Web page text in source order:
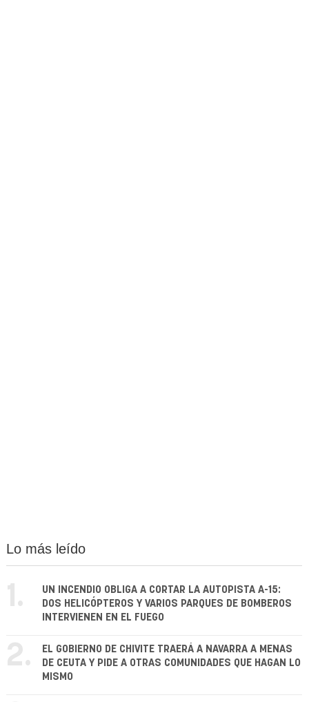
Lo más leído
1.
UN INCENDIO OBLIGA A CORTAR LA AUTOPISTA A-15:
DOS HELICÓPTEROS Y VARIOS PARQUES DE BOMBEROS
INTERVIENEN EN EL FUEGO
2.
EL GOBIERNO DE CHIVITE TRAERÁ A NAVARRA A MENAS
DE CEUTA Y PIDE A OTRAS COMUNIDADES QUE HAGAN LO
MISMO